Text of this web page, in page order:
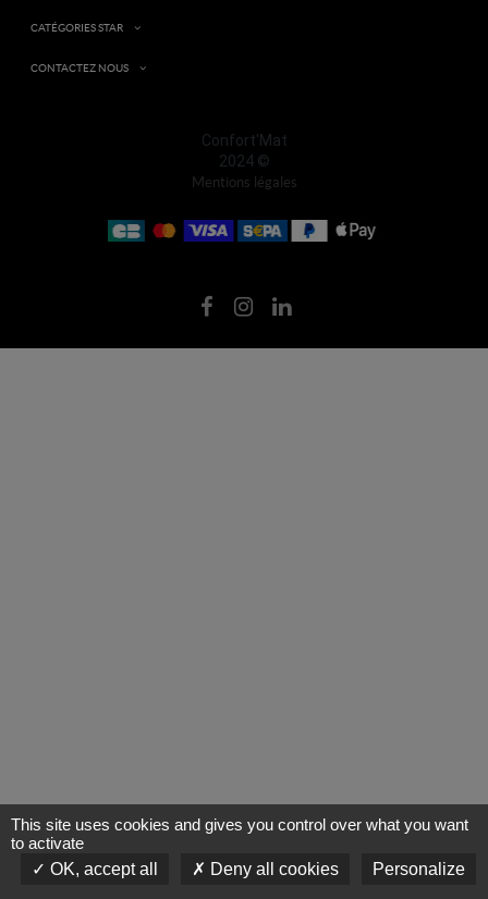
CATÉGORIES STAR
CONTACTEZ NOUS
Confort'Mat
2024 ©
Mentions légales
This site uses cookies and gives you control over what you want
to activate
OK, accept all
Deny all cookies Personalize